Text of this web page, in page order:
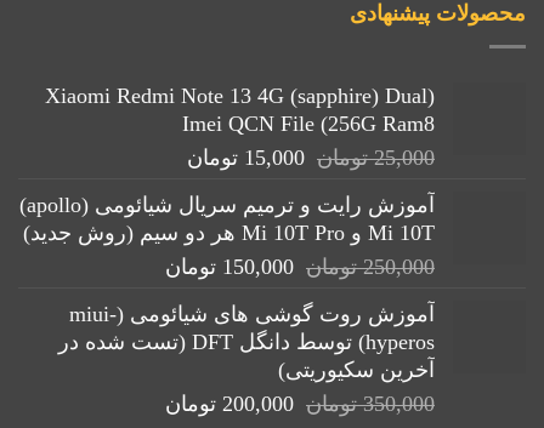
محصولات پیشنهادی
(Xiaomi Redmi Note 13 4G (sapphire) Dual
Imei QCN File (256G Ram8
25,000 تومان قیمت
25,000 تومان
بود.
15,000 تومان
15,000 تومان.
آموزش رایت و ترمیم سریال شیائومی (apollo)
Mi 10T و Mi 10T Pro هر دو سیم (روش جدید)
250,000 تومان قیمت
250,000 تومان
بود.
150,000 تومان
150,000 تومان.آموزش روت گوشی های شیائومی (miui-
hyperos) توسط دانگل DFT (تست شده در
آخرین سکیوریتی)
350,000 تومان قیمت
200,000 تومان